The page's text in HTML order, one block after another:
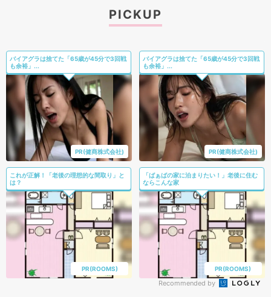
PICKUP
バイアグラは捨てた「65歳が45分で3回戦
も余裕」...
PR(健商株式会社)
バイアグラは捨てた「65歳が45分で3回戦
も余裕」...
PR(健商株式会社)
これが正解！「老後の理想的な間取り」と
は？
PR(ROOMS)
「ばぁばの家に泊まりたい！」老後に住む
ならこんな家
PR(ROOMS)
Recommended by